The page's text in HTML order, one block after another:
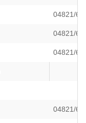
04821/69
04821/69
04821/69
04821/69